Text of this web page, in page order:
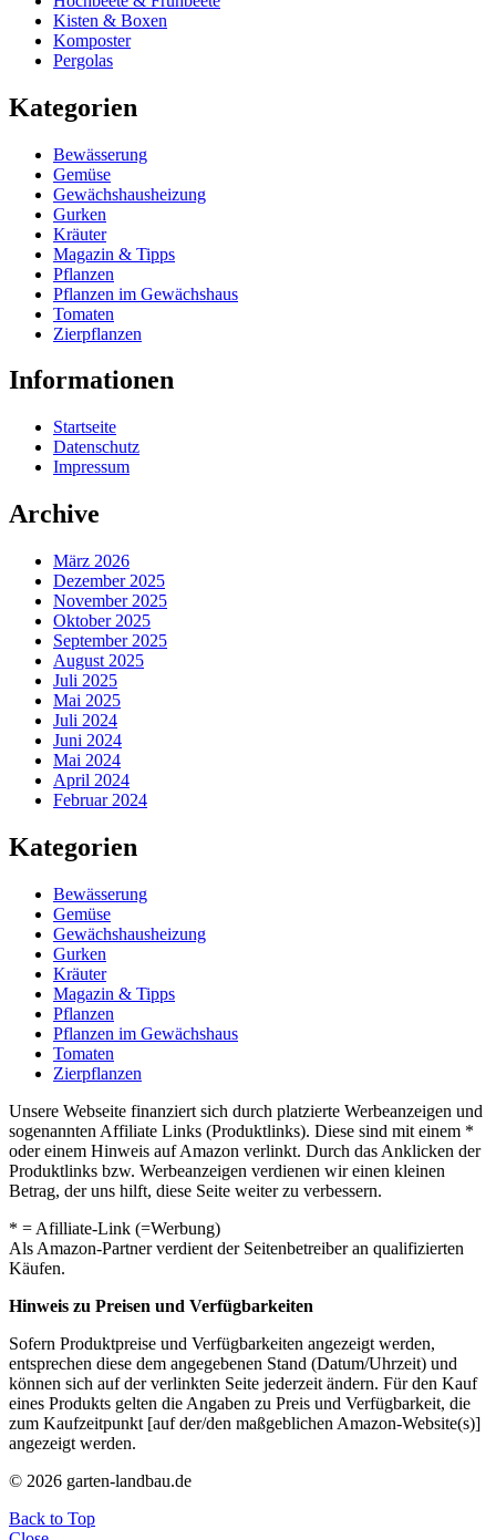
Kisten & Boxen
Komposter
Pergolas
Kategorien
Bewässerung
Gemüse
Gewächshausheizung
Gurken
Kräuter
Magazin & Tipps
Pflanzen
Pflanzen im Gewächshaus
Tomaten
Zierpflanzen
Informationen
Startseite
Datenschutz
Impressum
Archive
März 2026
Dezember 2025
November 2025
Oktober 2025
September 2025
August 2025
Juli 2025
Mai 2025
Juli 2024
Juni 2024
Mai 2024
April 2024
Februar 2024
Kategorien
Bewässerung
Gemüse
Gewächshausheizung
Gurken
Kräuter
Magazin & Tipps
Pflanzen
Pflanzen im Gewächshaus
Tomaten
Zierpflanzen
Unsere Webseite finanziert sich durch platzierte Werbeanzeigen und
sogenannten Affiliate Links (Produktlinks). Diese sind mit einem *
oder einem Hinweis auf Amazon verlinkt. Durch das Anklicken der
Produktlinks bzw. Werbeanzeigen verdienen wir einen kleinen
Betrag, der uns hilft, diese Seite weiter zu verbessern.
* = Afilliate-Link (=Werbung)
Als Amazon-Partner verdient der Seitenbetreiber an qualifizierten
Käufen.
Hinweis zu Preisen und Verfügbarkeiten
Sofern Produktpreise und Verfügbarkeiten angezeigt werden,
entsprechen diese dem angegebenen Stand (Datum/Uhrzeit) und
können sich auf der verlinkten Seite jederzeit ändern. Für den Kauf
eines Produkts gelten die Angaben zu Preis und Verfügbarkeit, die
zum Kaufzeitpunkt [auf der/den maßgeblichen Amazon-Website(s)]
angezeigt werden.
© 2026 garten-landbau.de
Back to Top